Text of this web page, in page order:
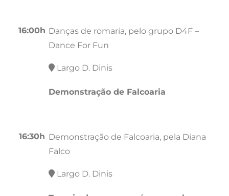
16:00h Danças de romaria, pelo grupo D4F –
Dance For Fun
Largo D. Dinis
16:30h
Demonstração de Falcoaria
Demonstração de Falcoaria, pela Diana
Falco
Largo D. Dinis